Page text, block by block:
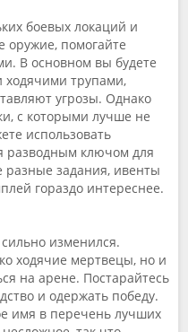
боевых локаций и
помогайте
В основном вы будете
ходячими трупами,
угрозы. Однако
с которыми лучше не
использовать
разводным ключом для
разные задания, ивенты
гораздо интереснее.
изменился.
ходячие мертвецы, но и
на арене. Постарайтесь
и одержать победу.
имя в перечень лучших